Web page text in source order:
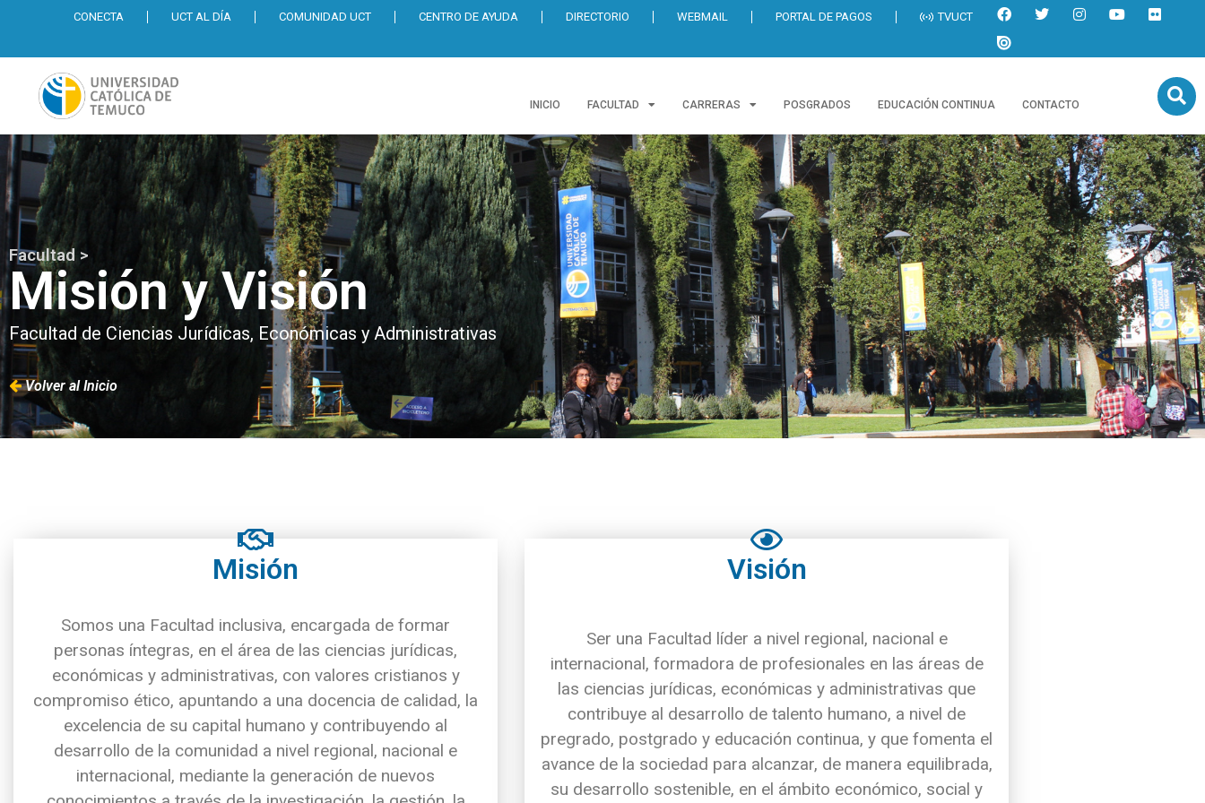
CONECTA UCT AL DÍA COMUNIDAD UCT CENTRO DE AYUDA DIRECTORIO WEBMAIL PORTAL DE PAGOS TVUCT
INICIO FACULTAD CARRERAS POSGRADOS EDUCACIÓN CONTINUA CONTACTO
Facultad >
Misión y Visión
Facultad de Ciencias Jurídicas, Económicas y Administrativas
Volver al Inicio
Misión
Somos una Facultad inclusiva, encargada de formar
personas íntegras, en el área de las ciencias jurídicas,
económicas y administrativas, con valores cristianos y
compromiso ético, apuntando a una docencia de calidad, la
excelencia de su capital humano y contribuyendo al
desarrollo de la comunidad a nivel regional, nacional e
internacional, mediante la generación de nuevos
Visión
Ser una Facultad líder a nivel regional, nacional e
internacional, formadora de profesionales en las áreas de
las ciencias jurídicas, económicas y administrativas que
contribuye al desarrollo de talento humano, a nivel de
pregrado, postgrado y educación continua, y que fomenta el
avance de la sociedad para alcanzar, de manera equilibrada,
su desarrollo sostenible, en el ámbito económico, social y